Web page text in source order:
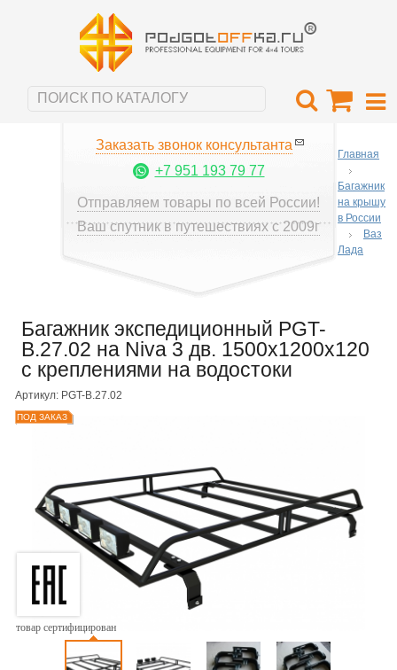
Заказать звонок консультанта
+7 951 193 79 77
Отправляем товары по всей России!
Ваш спутник в путешествиях с 2009г
Главная
Багажник
на крышу
в России
Ваз
Лада
Багажник экспедиционный PGT-
B.27.02 на Niva 3 дв. 1500х1200х120
с креплениями на водостоки
Артикул: PGT-B.27.02
ПОД ЗАКАЗ
товар сертифицирован